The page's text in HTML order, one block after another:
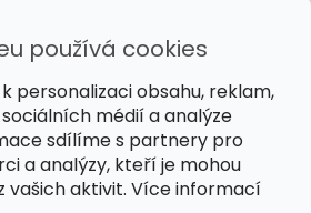
používá cookies
personalizaci obsahu, reklam,
médií a analýze
sdílíme s partnery pro
a analýzy, kteří je mohou
vašich aktivit. Více informací
Vytvořil Shoptet